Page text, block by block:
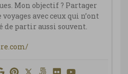
Mon objectif ? Partager
avec ceux qui n’ont
partir aussi souvent.